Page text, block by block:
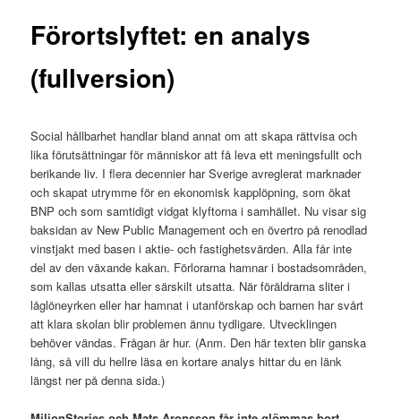
Förortslyftet: en analys
(fullversion)
Social hållbarhet handlar bland annat om att skapa rättvisa och
lika förutsättningar för människor att få leva ett meningsfullt och
berikande liv. I flera decennier har Sverige avreglerat marknader
och skapat utrymme för en ekonomisk kapplöpning, som ökat
BNP och som samtidigt vidgat klyftorna i samhället. Nu visar sig
baksidan av New Public Management och en övertro på renodlad
vinstjakt med basen i aktie- och fastighetsvärden. Alla får inte
del av den växande kakan. Förlorarna hamnar i bostadsområden,
som kallas utsatta eller särskilt utsatta. När föräldrarna sliter i
låglöneyrken eller har hamnat i utanförskap och barnen har svårt
att klara skolan blir problemen ännu tydligare. Utvecklingen
behöver vändas. Frågan är hur. (Anm. Den här texten blir ganska
lång, så vill du hellre läsa en kortare analys hittar du en länk
längst ner på denna sida.)